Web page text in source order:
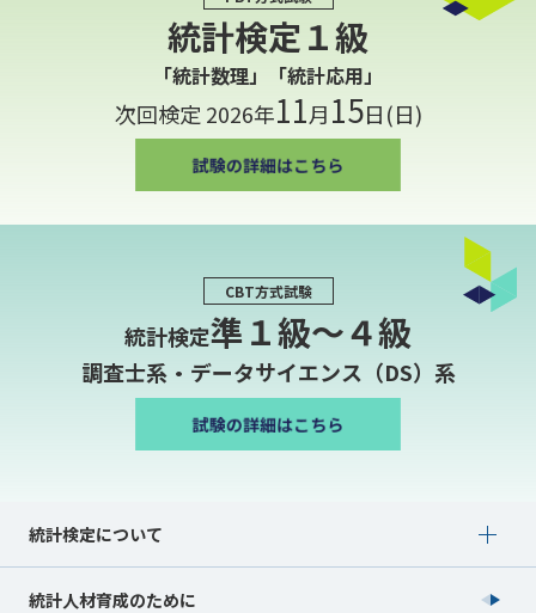
統計検定１級
「統計数理」「統計応用」
次回検定 2026年11月15日(日)
CBT方式試験
統計検定準１級〜４級
調査士系・データサイエンス（DS）系
統計検定について
Show submenu for 統計検定について
統計人材育成のために